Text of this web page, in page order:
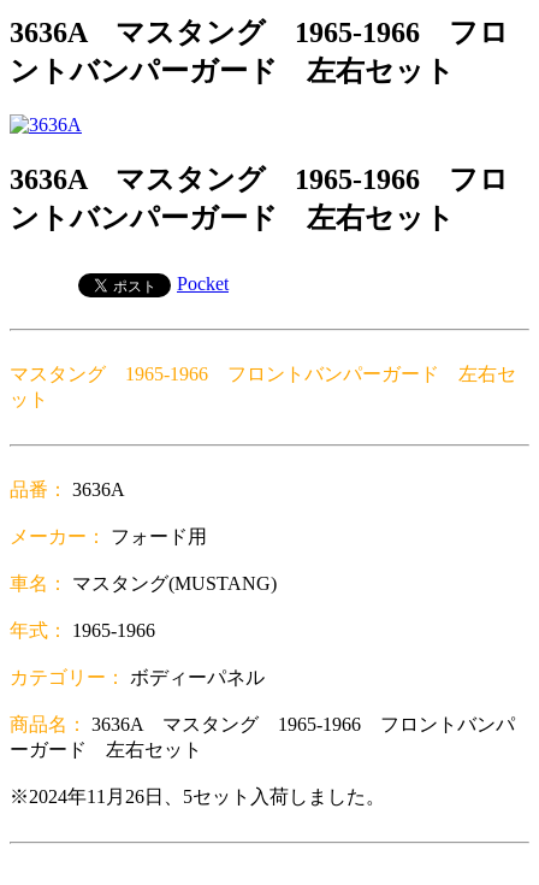
3636A マスタング 1965-1966 フロ
ントバンパーガード 左右セット
3636A マスタング 1965-1966 フロ
ントバンパーガード 左右セット
Pocket
マスタング 1965-1966 フロントバンパーガード 左右セ
ット
品番： 3636A
メーカー： フォード用
車名： マスタング(MUSTANG)
年式： 1965-1966
カテゴリー： ボディーパネル
商品名：
3636A マスタング 1965-1966 フロントバンパ
ーガード 左右セット
※2024年11月26日、5セット入荷しました。